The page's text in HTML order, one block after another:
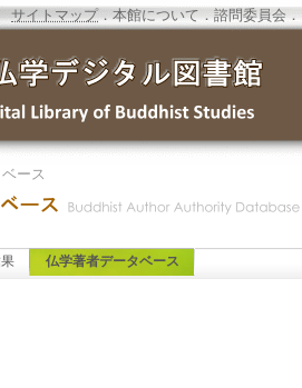
サイトマップ．本館について ．諮問委員会 ．
ース
仏学著者データベース